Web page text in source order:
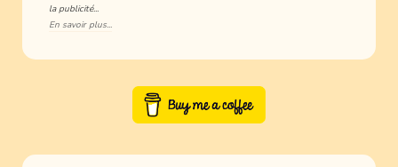
la publicité...
En savoir plus...